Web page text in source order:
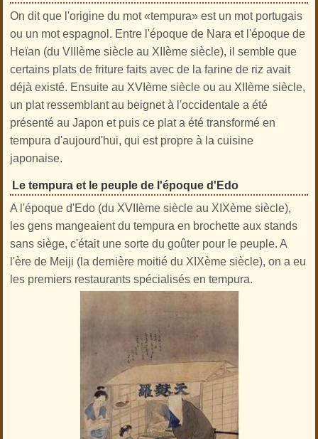
On dit que l'origine du mot «tempura» est un mot portugais
ou un mot espagnol. Entre l'époque de Nara et l'époque de
Heïan (du VIIIème siècle au XIIème siècle), il semble que
certains plats de friture faits avec de la farine de riz avait
déjà existé. Ensuite au XVIème siècle ou au XIIème siècle,
un plat ressemblant au beignet à l'occidentale a été
présenté au Japon et puis ce plat a été transformé en
tempura d'aujourd'hui, qui est propre à la cuisine
japonaise.
Le tempura et le peuple de l'époque d'Edo
A l'époque d'Edo (du XVIIème siècle au XIXème siècle),
les gens mangeaient du tempura en brochette aux stands
sans siège, c'était une sorte du goûter pour le peuple. A
l'ère de Meiji (la dernière moitié du XIXème siècle), on a eu
les premiers restaurants spécialisés en tempura.